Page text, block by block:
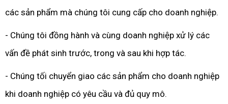
các sản phẩm mà chúng tôi cung cấp cho doanh nghiệp.
- Chúng tôi đồng hành và cùng doanh nghiệp xử lý các
vấn đề phát sinh trước, trong và sau khi hợp tác.
- Chúng tối chuyển giao các sản phẩm cho doanh nghiệp
khi doanh nghiệp có yêu cầu và đủ quy mô.